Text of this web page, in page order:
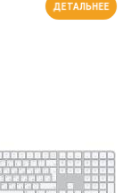
ДЕТАЛЬНЕЕ